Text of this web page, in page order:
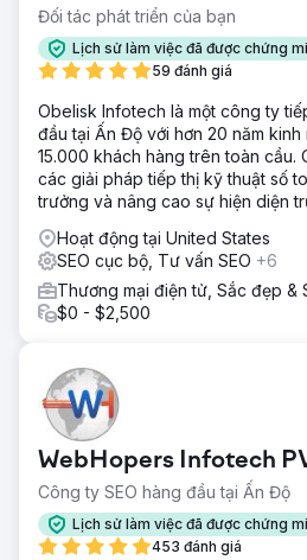
Đối tác phát triển của bạn
Lịch sử làm việc đã được chứng
59 đánh giá
Obelisk Infotech là một công ty
đầu tại Ấn Độ với hơn 20 năm kinh
15.000 khách hàng trên toàn cầu.
các giải pháp tiếp thị kỹ thuật số
trưởng và nâng cao sự hiện diện
Hoạt động tại United States
SEO cục bộ, Tư vấn SEO +6
Thương mại điện tử, Sắc đẹp &
$0 - $2,500
WebHopers Infotech
Công ty SEO hàng đầu tại Ấn Độ
Lịch sử làm việc đã được chứng
453 đánh giá